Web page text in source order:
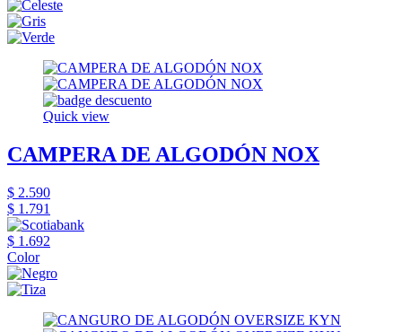
Quick view
CAMPERA DE ALGODÓN NOX
$ 2.590
$ 1.791
$ 1.692
Color